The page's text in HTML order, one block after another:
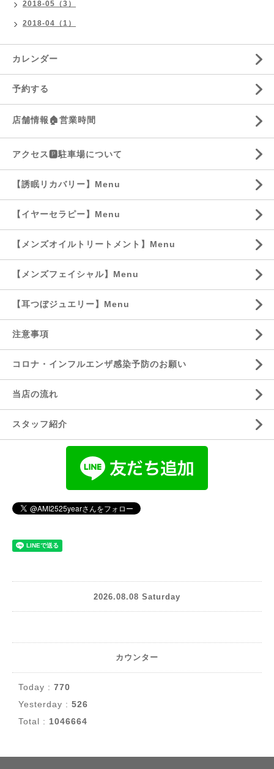
2018-05（3）
2018-04（1）
カレンダー
予約する
店舗情報🏠営業時間
アクセス🅿️駐車場について
【誘眠リカバリー】Menu
【イヤーセラピー】Menu
【メンズオイルトリートメント】Menu
【メンズフェイシャル】Menu
【耳つぼジュエリー】Menu
注意事項
コロナ・インフルエンザ感染予防のお願い
当店の流れ
スタッフ紹介
2026.08.08 Saturday
カウンター
Today : 770
Yesterday : 526
Total : 1046664